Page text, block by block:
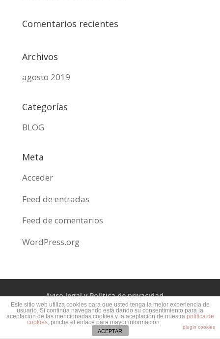
Comentarios recientes
Archivos
agosto 2019
Categorías
BLOG
Meta
Acceder
Feed de entradas
Feed de comentarios
WordPress.org
Aviso legal y Política de privacidad
Política de cookies
Este sitio web utiliza cookies para que usted tenga la mejor experiencia de
usuario. Si continúa navegando está dando su consentimiento para la
aceptación de las mencionadas cookies y la aceptación de nuestra política de
cookies, pinche el enlace para mayor información.
plugin cookies
ACEPTAR